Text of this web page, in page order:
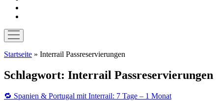
Menü
öffnen
Startseite » Interrail Passreservierungen
Schlagwort: Interrail Passreservierungen
🔁 Spanien & Portugal mit Interrail: 7 Tage – 1 Monat